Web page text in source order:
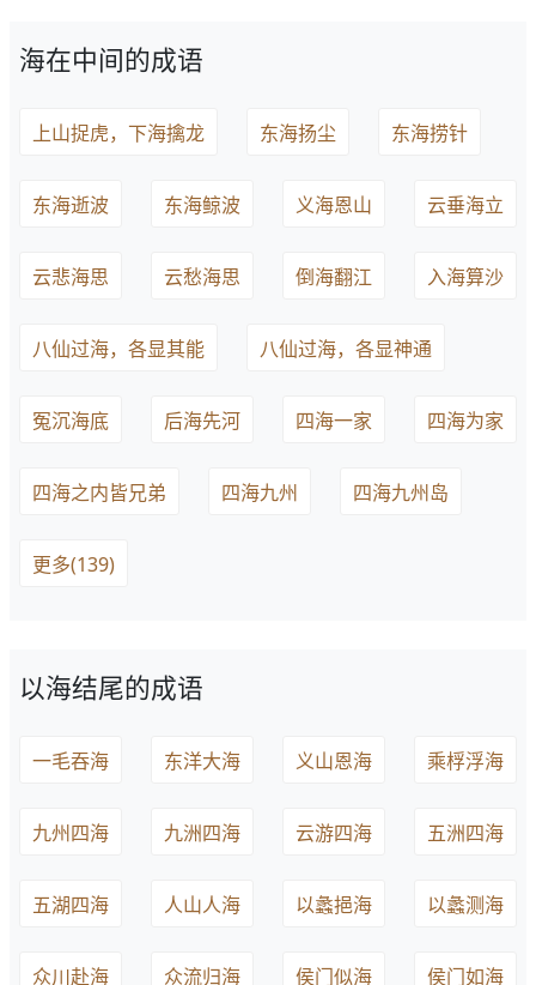
海在中间的成语
上山捉虎，下海擒龙 东海扬尘 东海捞针
东海逝波 东海鲸波 义海恩山 云垂海立
云悲海思 云愁海思 倒海翻江 入海算沙
八仙过海，各显其能 八仙过海，各显神通
冤沉海底 后海先河 四海一家 四海为家
四海之内皆兄弟 四海九州 四海九州岛
更多(139)
以海结尾的成语
一毛吞海 东洋大海 义山恩海 乘桴浮海
九州四海 九洲四海 云游四海 五洲四海
五湖四海 人山人海 以蠡挹海 以蠡测海
众川赴海 众流归海 侯门似海 侯门如海